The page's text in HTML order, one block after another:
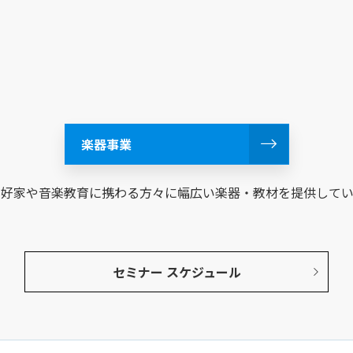
楽器事業
家や音楽教育に携わる方々に幅広い楽器・教材を提供して
セミナー スケジュール